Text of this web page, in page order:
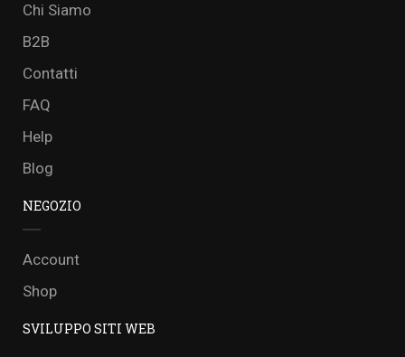
Chi Siamo
B2B
Contatti
FAQ
Help
Blog
NEGOZIO
Account
Shop
SVILUPPO SITI WEB